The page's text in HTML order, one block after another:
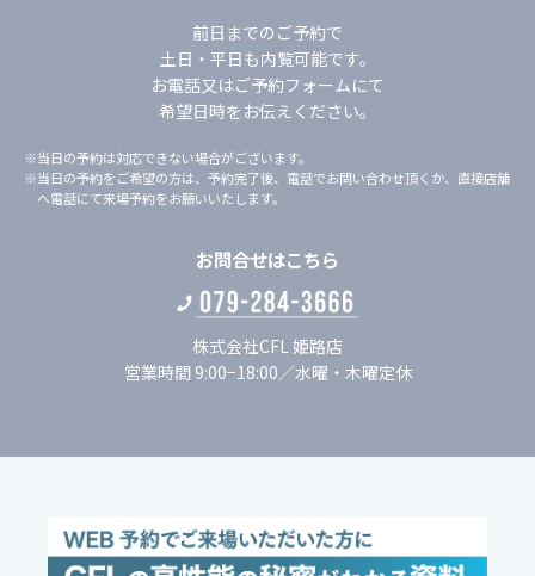
前日までのご予約で
土日・平日も内覧可能です。
お電話又はご予約フォームにて
希望日時をお伝えください。
※当日の予約は対応できない場合がございます。
※当日の予約をご希望の方は、予約完了後、電話でお問い合わせ頂くか、 直接店舗
へ電話にて来場予約をお願いいたします。
お問合せはこちら
株式会社CFL 姫路店
営業時間 9:00−18:00／水曜・木曜定休